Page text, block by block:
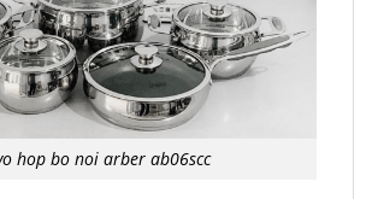
hop bo noi arber ab06scc